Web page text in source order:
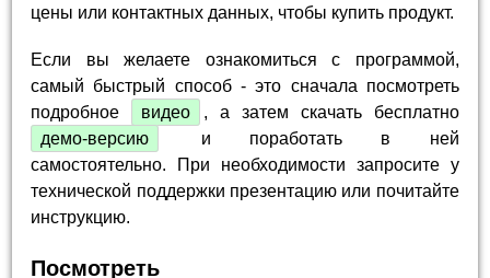
цены или контактных данных, чтобы купить продукт.
Если вы желаете ознакомиться с программой,
самый быстрый способ - это сначала посмотреть
подробное
видео
, а затем скачать бесплатно
демо-версию
и поработать в ней
самостоятельно. При необходимости запросите у
технической поддержки презентацию или почитайте
инструкцию.
Посмотреть